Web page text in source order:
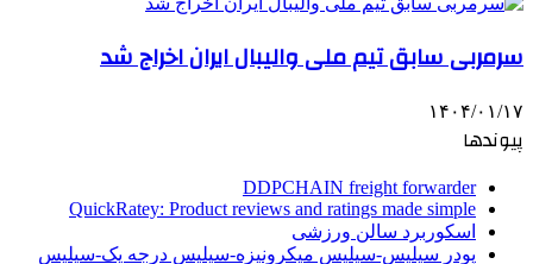
سرمربی سابق تیم ملی والیبال ایران اخراج شد
۱۴۰۴/۰۱/۱۷
پیوندها
DDPCHAIN freight forwarder
QuickRatey: Product reviews and ratings made simple
اسکوربرد سالن ورزشی
پودر سیلیس-سیلیس میکرونیزه-سیلیس درجه یک-سیلیس